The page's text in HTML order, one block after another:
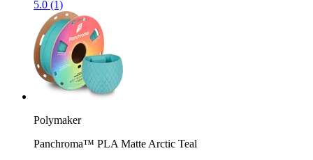
5.0 (1)
Polymaker
Panchroma™ PLA Matte Arctic Teal